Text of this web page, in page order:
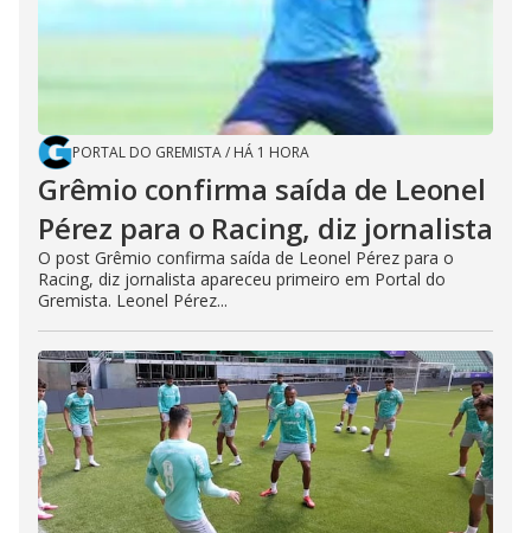
PORTAL DO GREMISTA/ HÁ 1 HORA
Grêmio confirma saída de Leonel
Pérez para o Racing, diz jornalista
O post Grêmio confirma saída de Leonel Pérez para o
Racing, diz jornalista apareceu primeiro em Portal do
Gremista. Leonel Pérez...